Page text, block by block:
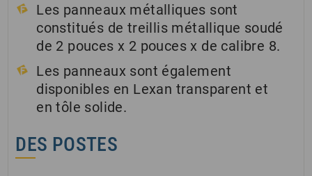
Les panneaux métalliques sont
constitués de treillis métallique soudé
de 2 pouces x 2 pouces x de calibre 8.
Les panneaux sont également
disponibles en Lexan transparent et
en tôle solide.
DES POSTES